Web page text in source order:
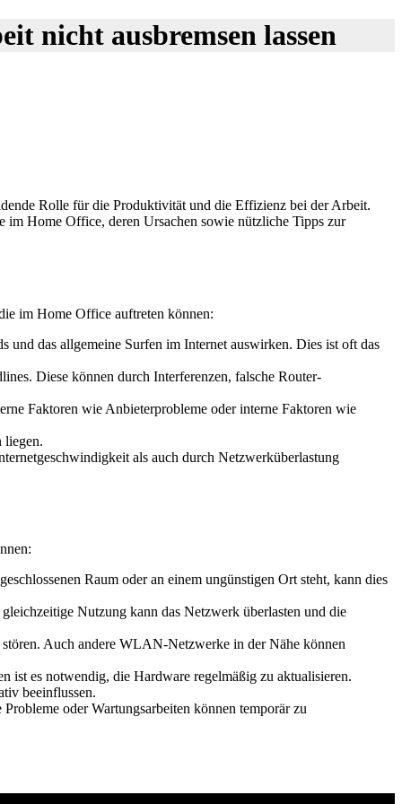
nicht ausbremsen lassen
Rolle für die Produktivität und die Effizienz bei der Arbeit.
Home Office, deren Ursachen sowie nützliche Tipps zur
im Home Office auftreten können:
das allgemeine Surfen im Internet auswirken. Dies ist oft das
Diese können durch Interferenzen, falsche Router-
Faktoren wie Anbieterprobleme oder interne Faktoren wie
liegen.
als auch durch Netzwerküberlastung
Raum oder an einem ungünstigen Ort steht, kann dies
Nutzung kann das Netzwerk überlasten und die
Auch andere WLAN-Netzwerke in der Nähe können
es notwendig, die Hardware regelmäßig zu aktualisieren.
beeinflussen.
oder Wartungsarbeiten können temporär zu